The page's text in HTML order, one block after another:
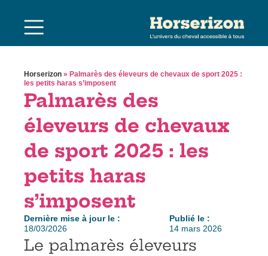
Horserizon » Palmarès des éleveurs de chevaux de sport 2025 :
les petits haras s’imposent
Palmarès des
éleveurs de chevaux
de sport 2025 : les
petits haras
s’imposent
Dernière mise à jour le :
18/03/2026
Publié le :
14 mars 2026
Le palmarès éleveurs